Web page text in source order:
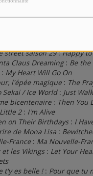
à Seattle
et confidentiel
street saison 29:Happy
Claus Dreaming: Be the
: My Heart Will Go On
l'épée magique: The
Sekai / Ice World: Just
bicentenaire: Then You
2: I'm Alive
on Their Birthdays : I
de Mona Lisa :
France: Ma Nouvelle-
les Vikings : Let Your
t'y es belle !: Pour que tu